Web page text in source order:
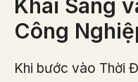
Khai Sáng
Công
Khi bước vào Thời